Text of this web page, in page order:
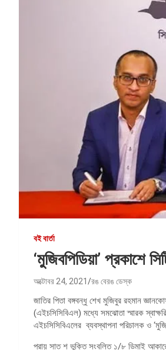
বই বার্তা
‘মুজিবপিডিয়া’ প্রকাশে
অক্টোবর 24, 2021 রঙ বেরঙ ডেস্ক
জাতির পিতা বঙ্গবন্ধু শেখ মুজিবুর রহমান
(এইচসিসিবিএল) মধ্যে সমঝোতা স্মারক
এইচসিসিবিএলের ব্যবস্থাপনা পরিচালক ও
প্রায় সাত শ ভুক্তি সংবলিত ১/৮ ডিমাই